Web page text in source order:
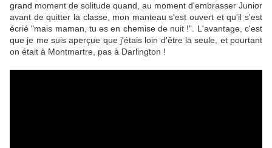
grand moment de solitude quand, au moment d'embrasser Junior
avant de quitter la classe, mon manteau s'est ouvert et qu'il s'est
écrié "mais maman, tu es en chemise de nuit !". L'avantage, c'est
que je me suis aperçue que j'étais loin d'être la seule, et pourtant
on était à Montmartre, pas à Darlington !